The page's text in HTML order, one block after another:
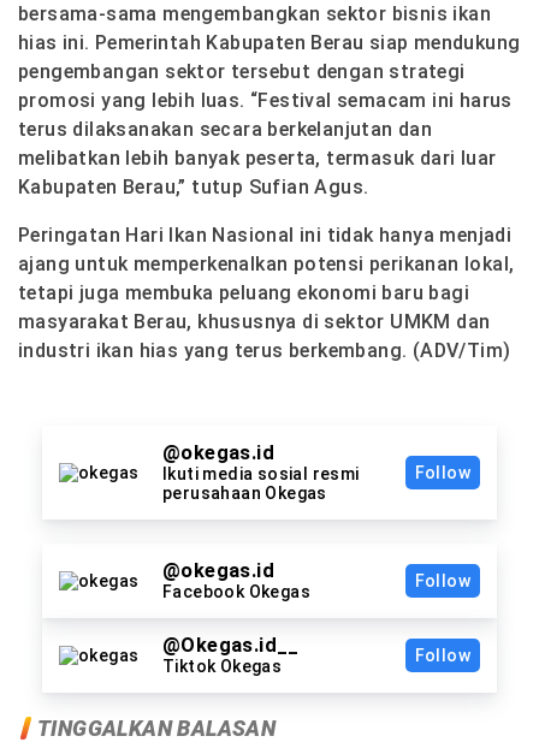
bersama-sama mengembangkan sektor bisnis ikan
hias ini. Pemerintah Kabupaten Berau siap mendukung
pengembangan sektor tersebut dengan strategi
promosi yang lebih luas. “Festival semacam ini harus
terus dilaksanakan secara berkelanjutan dan
melibatkan lebih banyak peserta, termasuk dari luar
Kabupaten Berau,” tutup Sufian Agus.
Peringatan Hari Ikan Nasional ini tidak hanya menjadi
ajang untuk memperkenalkan potensi perikanan lokal,
tetapi juga membuka peluang ekonomi baru bagi
masyarakat Berau, khususnya di sektor UMKM dan
industri ikan hias yang terus berkembang. (ADV/Tim)
@okegas.id
Ikuti media sosial resmi
perusahaan Okegas
Follow
@okegas.id
Facebook Okegas
Follow
@Okegas.id__
Tiktok Okegas
Follow
TINGGALKAN BALASAN